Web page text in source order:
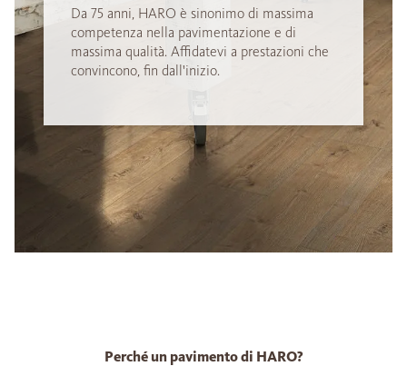
Da 75 anni, HARO è sinonimo di massima
competenza nella pavimentazione e di
massima qualità. Affidatevi a prestazioni che
convincono, fin dall'inizio.
Perché un pavimento di HARO?